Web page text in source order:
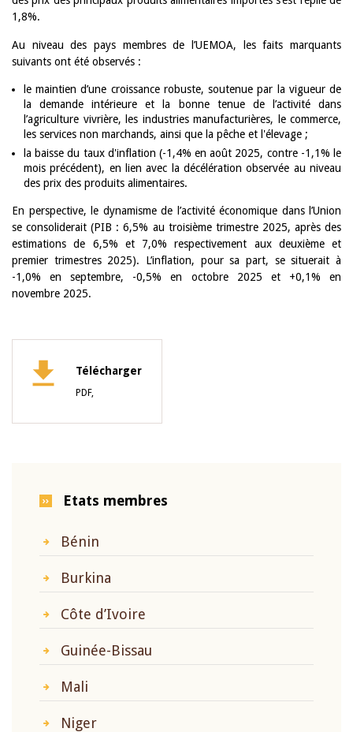
1,8%.
Au niveau des pays membres de l’UEMOA, les faits marquants
suivants ont été observés :
le maintien d’une croissance robuste, soutenue par la vigueur de
la demande intérieure et la bonne tenue de l’activité dans
l’agriculture vivrière, les industries manufacturières, le commerce,
les services non marchands, ainsi que la pêche et l'élevage ;
la baisse du taux d'inflation (-1,4% en août 2025, contre -1,1% le
mois précédent), en lien avec la décélération observée au niveau
des prix des produits alimentaires.
En perspective, le dynamisme de l’activité économique dans l’Union
se consoliderait (PIB : 6,5% au troisième trimestre 2025, après des
estimations de 6,5% et 7,0% respectivement aux deuxième et
premier trimestres 2025). L’inflation, pour sa part, se situerait à
-1,0% en septembre, -0,5% en octobre 2025 et +0,1% en
novembre 2025.
Télécharger
PDF,
Etats membres
Bénin
Burkina
Côte d’Ivoire
Guinée-Bissau
Mali
Niger